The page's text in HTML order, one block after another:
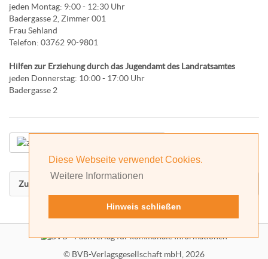
Diese Webseite verwendet Cookies.
Weitere Informationen
Hinweis schließen
jeden Montag: 9:00 - 12:30 Uhr
Badergasse 2, Zimmer 001
Frau Sehland
Telefon: 03762 90-9801
Hilfen zur Erziehung durch das Jugendamt des Landratsamtes
jeden Donnerstag: 10:00 - 17:00 Uhr
Badergasse 2
Zurück nach oben
© BVB-Verlagsgesellschaft mbH, 2026